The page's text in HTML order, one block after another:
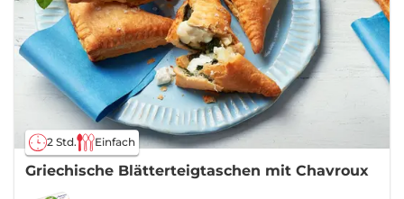
2 Std. Einfach
Griechische Blätterteigtaschen mit Chavroux